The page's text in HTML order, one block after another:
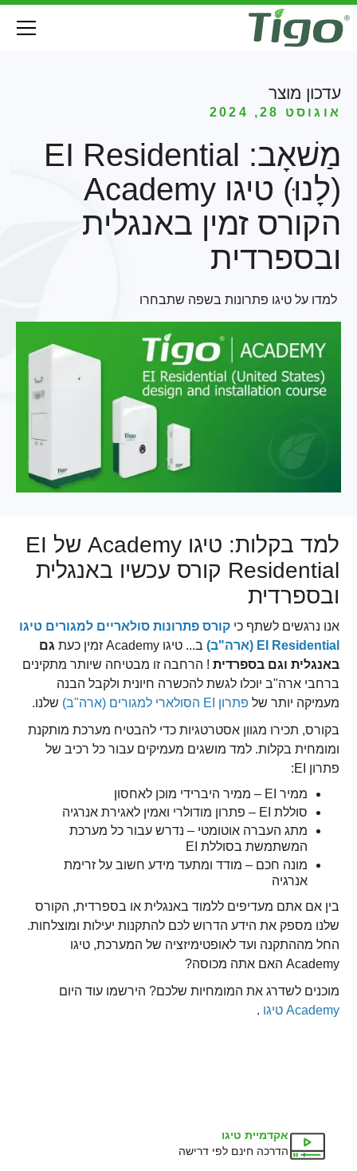
עדכון מוצר
אוגוסט 28, 2024
מַשׁאָב: EI Residential
(לָנוּ) טיגו Academy
הקורס זמין באנגלית
ובספרדית
למדו על טיגו פתרונות בשפה שתבחרו
אקדמיית טיגו
הדרכה חינם לפי דרישה
למד בקלות: טיגו Academy של EI
Residential קורס עכשיו באנגלית
ובספרדית
אנו נרגשים לשתף כיקורס פתרונות סולאריים למגורים טיגו
EI Residential (ארה"ב)
ב... טיגו Academy זמין כעת
גם
באנגלית וגם בספרדית ! הרחבה זו מבטיחה שיותר מתקינים
ברחבי ארה"ב יוכלו לגשת להכשרה חיונית ולקבל הבנה
מעמיקה יותר של פתרון EI הסולארי למגורים (ארה"ב)
שלנו.
בקורס, תכירו מגוון אסטרטגיות כדי להבטיח מערכת מותקנת
ומומחית בקלות. למד מושגים מעמיקים עבור כל רכיב של
פתרון EI:
ממיר EI – ממיר היברידי מוכן לאחסון
סוללת EI – פתרון מודולרי ואמין לאגירת אנרגיה
מתג העברה אוטומטי – נדרש עבור כל מערכת
המשתמשת בסוללת EI
מונה חכם – מודד ומתעד מידע חשוב על זרימת
אנרגיה
בין אם אתם מעדיפים ללמוד באנגלית או בספרדית, הקורס
שלנו מספק את הידע הדרוש לכם להתקנות יעילות ומוצלחות.
החל מההתקנה ועד לאופטימיזציה של המערכת, טיגו
Academy האם אתה מכוסה?
מוכנים לשדרג את המומחיות שלכם? הירשמו עוד היום
Academy טיגו
.